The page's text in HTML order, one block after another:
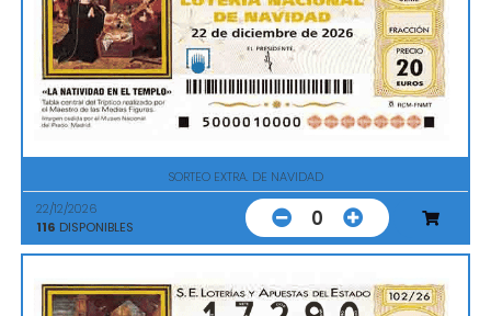
SORTEO EXTRA. DE NAVIDAD
22/12/2026
116 DISPONIBLES 0